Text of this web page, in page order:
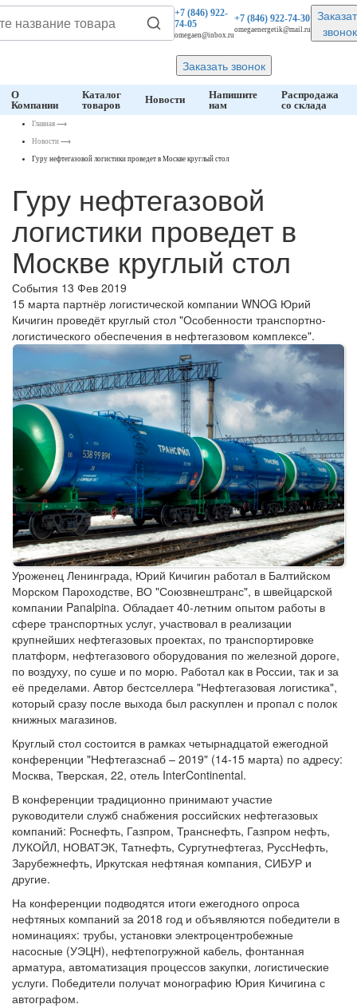
+7 (846)922-
74-05
omegaen@inbox.ru
+7 (846)922-74-30
omegaenergetik@mail.ru
звонок
Заказать звонок
О
Компании
Каталог
товаров
Новости
Напишите
нам
Распродажа
со склада
Главная ⟶
Новости ⟶
Гуру нефтегазовой логистики проведет в Москве круглый стол
Гуру нефтегазовой
логистики проведет в
Москве круглый стол
События 13 Фев 2019
15 марта партнёр логистической компании WNOG Юрий
Кичигин проведёт круглый стол "Особенности транспортно-
логистического обеспечения в нефтегазовом комплексе".
Уроженец Ленинграда, Юрий Кичигин работал в Балтийском
Морском Пароходстве, ВО "Союзвнештранс", в швейцарской
компании Panalpina. Обладает 40-летним опытом работы в
сфере транспортных услуг, участвовал в реализации
крупнейших нефтегазовых проектах, по транспортировке
платформ, нефтегазового оборудования по железной дороге,
по воздуху, по суше и по морю. Работал как в России, так и за
её пределами. Автор бестселлера "Нефтегазовая логистика",
который сразу после выхода был раскуплен и пропал с полок
книжных магазинов.
Круглый стол состоится в рамках четырнадцатой ежегодной
конференции "Нефтегазснаб – 2019" (14-15 марта) по адресу:
Москва, Тверская, 22, отель InterContinental.
В конференции традиционно принимают участие
руководители служб снабжения российских нефтегазовых
компаний: Роснефть, Газпром, Транснефть, Газпром нефть,
ЛУКОЙЛ, НОВАТЭК, Татнефть, Сургутнефтегаз, РуссНефть,
Зарубежнефть, Иркутская нефтяная компания, СИБУР и
другие.
На конференции подводятся итоги ежегодного опроса
нефтяных компаний за 2018 год и объявляются победители в
номинациях: трубы, установки электроцентробежные
насосные (УЭЦН), нефтепогружной кабель, фонтанная
арматура, автоматизация процессов закупки, логистические
услуги. Победители получат монографию Юрия Кичигина с
автографом.